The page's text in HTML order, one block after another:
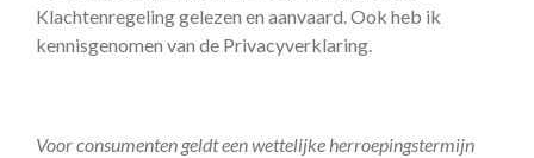
Klachtenregeling gelezen en aanvaard. Ook heb ik
kennisgenomen van de Privacyverklaring.
Voor consumenten geldt een wettelijke herroepingstermijn